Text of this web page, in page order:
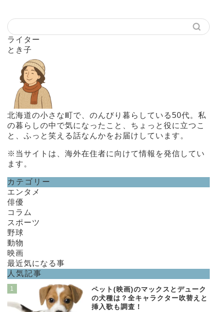
ライター
とき子
北海道の小さな町で、のんびり暮らしている50代。私
の暮らしの中で気になったこと、ちょっと役に立つこ
と、ふっと笑える話なんかをお届けしています。
※当サイトは、海外在住者に向けて情報を発信してい
ます。
カテゴリー
エンタメ
俳優
コラム
スポーツ
野球
動物
映画
最近気になる事
人気記事
1
ペット(映画)のマックスとデューク
の犬種は？全キャラクター吹替えと
挿入歌も調査！